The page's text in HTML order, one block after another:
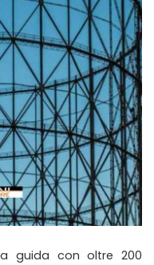
guida con oltre 200